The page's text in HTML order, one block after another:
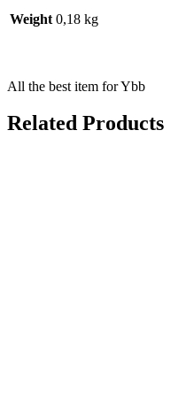
Weight 0,18 kg
All the best item for Ybb
Related Products